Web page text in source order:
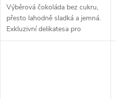
Výběrová čokoláda bez cukru,
přesto lahodně sladká a jemná.
Exkluzivní delikatesa pro
milovníky kvalitní čokolády.